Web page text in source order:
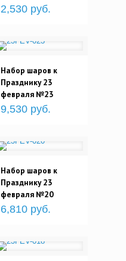
2,530 руб.
Набор шаров к
Празднику 23
февраля №23
9,530 руб.
Набор шаров к
Празднику 23
февраля №20
6,810 руб.